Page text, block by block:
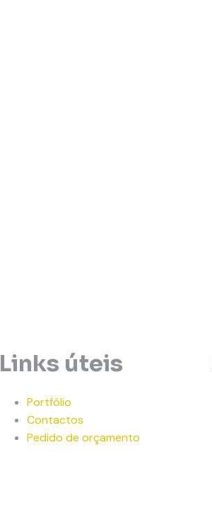
Links úteis
Portfólio
Contactos
Pedido de orçamento